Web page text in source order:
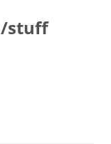
stuff